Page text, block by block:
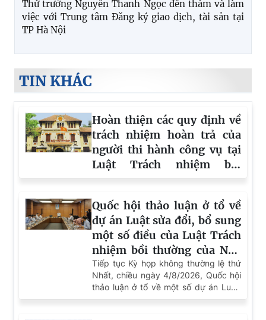
Cục Đăng ký giao dịch bảo đảm và Bồi thường nhà
triệt và triển khai thực hiện Nghị quyết Hội nghị
lần thứ ba Ban Chấp hành Trung ương Đảng khóa
XIV
Phát huy giá trị dữ liệu đăng ký biện pháp bảo đảm
trong giải quyết thủ tục hành chính